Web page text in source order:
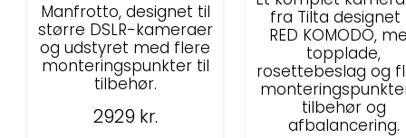
Manfrotto, designet til
større DSLR-kameraer
og udstyret med flere
monteringspunkter til
tilbehør.
2929 kr.
fra Tilta designet
RED KOMODO,
topplade,
rosettebeslag og
tilbehør og
afbalancering.